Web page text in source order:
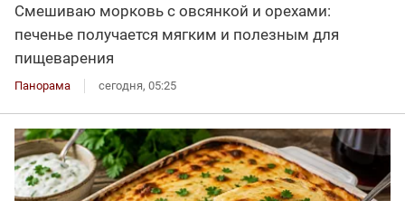
Смешиваю морковь с овсянкой и орехами:
печенье получается мягким и полезным для
пищеварения
Панорама сегодня, 05:25